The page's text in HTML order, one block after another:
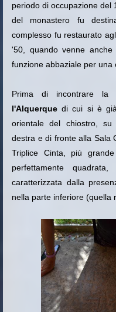
periodo di occupazione del
del monastero fu
complesso fu restaurato
'50, quando venne
funzione abbaziale per una
Prima di incontrare la
l'Alquerquedi cui si è
orientale del chiostro,
destra e di fronte alla Sala
Triplice Cinta, più
perfettamente
caratterizzata dalla
nella parte inferiore (quella